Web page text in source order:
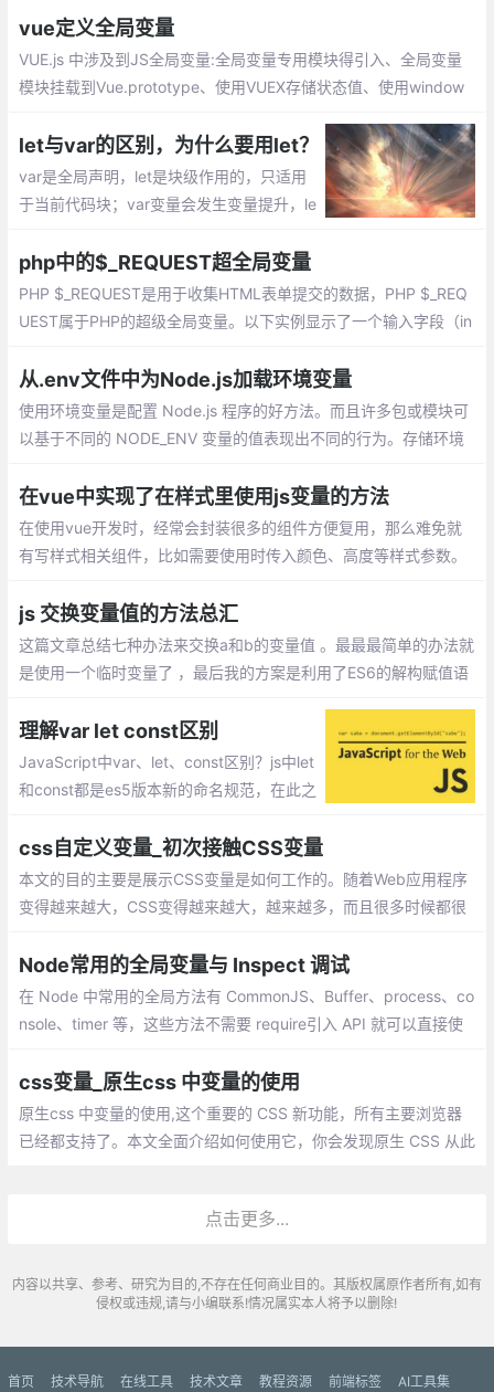
vue定义全局变量
VUE.js 中涉及到JS全局变量:全局变量专用模块得引入、全局变量
模块挂载到Vue.prototype、使用VUEX存储状态值、使用window
let与var的区别，为什么要用let？
var是全局声明，let是块级作用的，只适用
于当前代码块；var变量会发生变量提升，le
值，循环里的赋值可能会造成变量泄露至全
局
php中的$_REQUEST超全局变量
PHP $_REQUEST是用于收集HTML表单提交的数据，PHP $_REQ
UEST属于PHP的超级全局变量。以下实例显示了一个输入字段（in
从.env文件中为Node.js加载环境变量
使用环境变量是配置 Node.js 程序的好方法。而且许多包或模块可
以基于不同的 NODE_ENV 变量的值表现出不同的行为。存储环境
种环境变量及其相应的值。
在vue中实现了在样式里使用js变量的方法
在使用vue开发时，经常会封装很多的组件方便复用，那么难免就
有写样式相关组件，比如需要使用时传入颜色、高度等样式参数。
js 交换变量值的方法总汇
这篇文章总结七种办法来交换a和b的变量值 。最最最简单的办法就
是使用一个临时变量了 ，最后我的方案是利用了ES6的解构赋值语
理解var let const区别
JavaScript中var、let、const区别？js中let
和const都是es5版本新的命名规范，在此之
t和const看做是为了弥补var的一些不足而新
设计出来的
css自定义变量_初次接触CSS变量
本文的目的主要是展示CSS变量是如何工作的。随着Web应用程序
变得越来越大，CSS变得越来越大，越来越多，而且很多时候都很
复出现的CSS属性的机制。
Node常用的全局变量与 Inspect 调试
在 Node 中常用的全局方法有 CommonJS、Buffer、process、co
nsole、timer 等，这些方法不需要 require引入 API 就可以直接使
的global对象上：
css变量_原生css 中变量的使用
原生css 中变量的使用,这个重要的 CSS 新功能，所有主要浏览器
已经都支持了。本文全面介绍如何使用它，你会发现原生 CSS 从此
点击更多...
内容以共享、参考、研究为目的,不存在任何商业目的。其版权属原作者所有,如有
侵权或违规,请与小编联系!情况属实本人将予以删除!
首页 技术导航 在线工具 技术文章 教程资源 前端标签 AI工具集